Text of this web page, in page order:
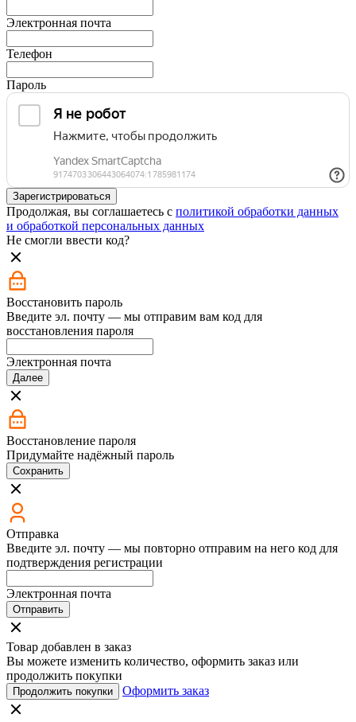
Электронная почта
Телефон
Пароль
Зарегистрироваться
Продолжая, вы соглашаетесь с политикой обработки данных
и обработкой персональных данных
Не смогли ввести код?
Восстановить пароль
Введите эл. почту — мы отправим вам код для
восстановления пароля
Электронная почта
Далее
Восстановление пароля
Придумайте надёжный пароль
Сохранить
Отправка
Введите эл. почту — мы повторно отправим на него код для
подтверждения регистрации
Электронная почта
Отправить
Товар добавлен в заказ
Вы можете изменить количество, оформить заказ или
продолжить покупки
Продолжить покупки Оформить заказ